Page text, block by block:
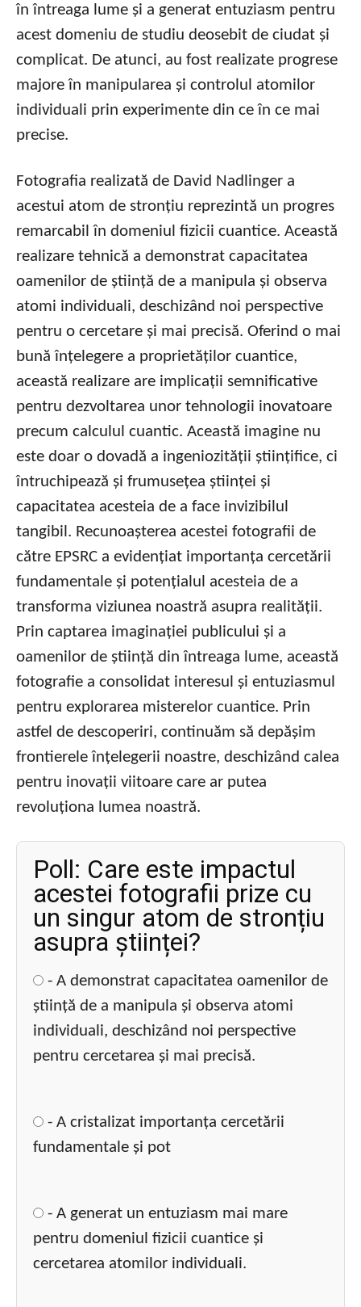
în întreaga lume și a generat entuziasm pentru
acest domeniu de studiu deosebit de ciudat și
complicat. De atunci, au fost realizate progrese
majore în manipularea și controlul atomilor
individuali prin experimente din ce în ce mai
precise.
Fotografia realizată de David Nadlinger a
acestui atom de stronțiu reprezintă un progres
remarcabil în domeniul fizicii cuantice. Această
realizare tehnică a demonstrat capacitatea
oamenilor de știință de a manipula și observa
atomi individuali, deschizând noi perspective
pentru o cercetare și mai precisă. Oferind o mai
bună înțelegere a proprietăților cuantice,
această realizare are implicații semnificative
pentru dezvoltarea unor tehnologii inovatoare
precum calculul cuantic. Această imagine nu
este doar o dovadă a ingeniozității științifice, ci
întruchipează și frumusețea științei și
capacitatea acesteia de a face invizibilul
tangibil. Recunoașterea acestei fotografii de
către EPSRC a evidențiat importanța cercetării
fundamentale și potențialul acesteia de a
transforma viziunea noastră asupra realității.
Prin captarea imaginației publicului și a
oamenilor de știință din întreaga lume, această
fotografie a consolidat interesul și entuziasmul
pentru explorarea misterelor cuantice. Prin
astfel de descoperiri, continuăm să depășim
frontierele înțelegerii noastre, deschizând calea
pentru inovații viitoare care ar putea
revoluționa lumea noastră.
Poll: Care este impactul
acestei fotografii prize cu
un singur atom de stronțiu
asupra științei?
- A demonstrat capacitatea oamenilor de
știință de a manipula și observa atomi
individuali, deschizând noi perspective
pentru cercetarea și mai precisă.
- A cristalizat importanța cercetării
fundamentale și pot
- A generat un entuziasm mai mare
pentru domeniul fizicii cuantice și
cercetarea atomilor individuali.